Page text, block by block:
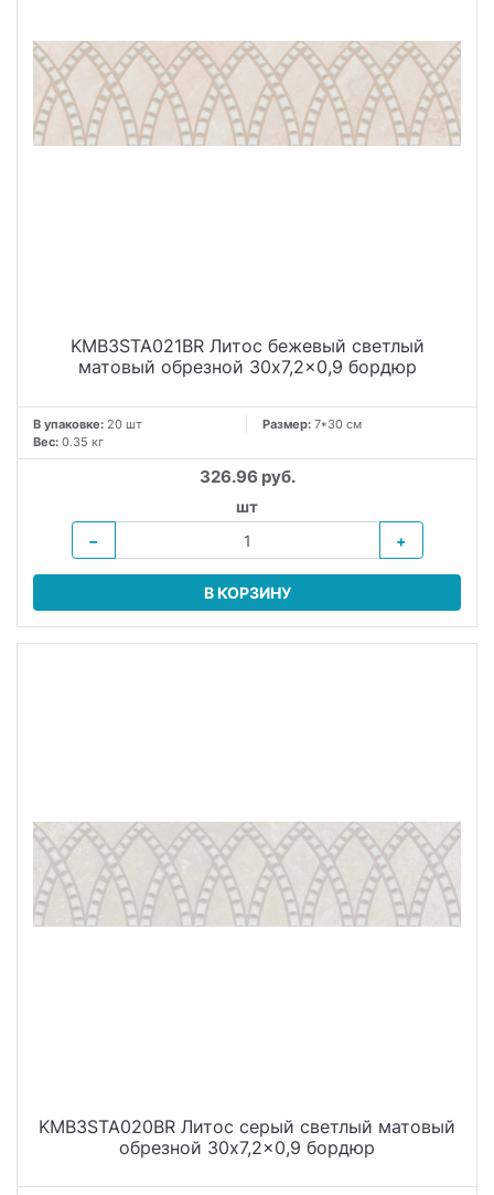
KMB3STA021BR Литос бежевый светлый
матовый обрезной 30x7,2x0,9 бордюр
В упаковке: 20 шт Размер: 7*30 см
Вес: 0.35 кг
326.96 руб.
шт
−
+
В КОРЗИНУ
KMB3STA020BR Литос серый светлый матовый
обрезной 30x7,2x0,9 бордюр